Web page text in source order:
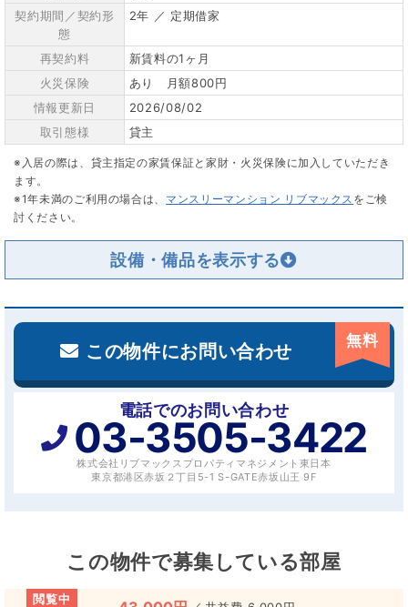
契約期間／契約形
態
2年 ／ 定期借家
再契約料
新賃料の1ヶ月
火災保険
あり 月額800円
情報更新日
2026/08/02
取引態様
貸主
※入居の際は、貸主指定の家賃保証と家財・火災保険に加入していただき
ます。
※1年未満のご利用の場合は、 マンスリーマンション リブマックス をご検
討ください。
設備・備品を
この物件にお問い合わせ 無料
電話でのお問い合わせ
03-3505-3422
株式会社リブマックスプロパティマネジメント東日本
東京都港区赤坂２丁目5-1 S-GATE赤坂山王 9F
この物件で募集している部屋
閲覧中